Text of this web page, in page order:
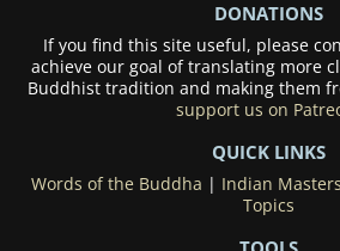
DONATIONS
If you find this site useful, please
achieve our goal of translating more
Buddhist tradition and making them
support us on
QUICK LINKS
Words of the Buddha | Indian Masters
Topics